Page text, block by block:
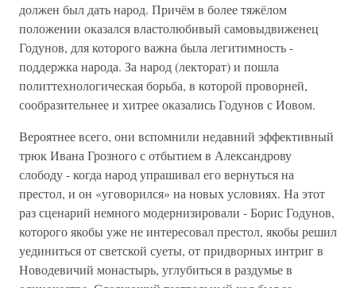
должен был дать народ. Причём в более тяжёлом
положении оказался властолюбивый самовыдвиженец
Годунов, для которого важна была легитимность -
поддержка народа. За народ (лекторат) и пошла
политтехнологическая борьба, в которой проворней,
сообразительнее и хитрее оказались Годунов с Иовом.
Вероятнее всего, они вспомнили недавний эффективный
трюк Ивана Грозного с отбытием в Александрову
слободу - когда народ упрашивал его вернуться на
престол, и он «уговорился» на новых условиях. На этот
раз сценарий немного модернизировали - Борис Годунов,
которого якобы уже не интересовал престол, якобы решил
уединиться от светской суеты, от придворных интриг в
Новодевичий монастырь, углубиться в раздумье в